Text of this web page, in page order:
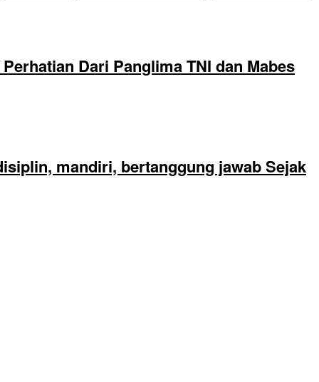
Dari Panglima TNI dan Mabes
mandiri, bertanggung jawab Sejak